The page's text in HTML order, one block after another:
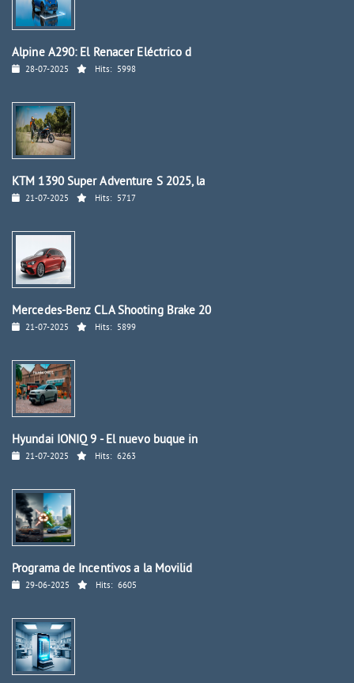
Alpine A290: El Renacer Eléctrico d
28-07-2025 Hits: 5998
KTM 1390 Super Adventure S 2025, la
21-07-2025 Hits: 5717
Mercedes-Benz CLA Shooting Brake 20
21-07-2025 Hits: 5899
Hyundai IONIQ 9 - El nuevo buque in
21-07-2025 Hits: 6263
Programa de Incentivos a la Movilid
29-06-2025 Hits: 6605